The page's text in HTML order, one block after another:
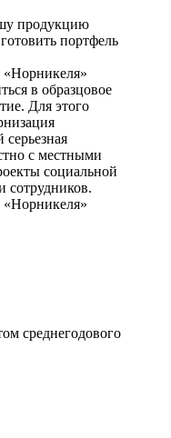
продукцию
портфель
«Норникеля»
в образцовое
Для этого
серьезная
с местными
социальной
сотрудников.
«Норникеля»
среднегодового